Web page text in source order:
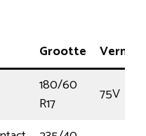
Grootte
180/60
R17
75V